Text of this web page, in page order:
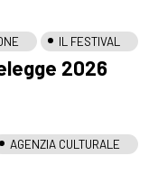
IL FESTIVAL
2026
AGENZIA CULTURALE